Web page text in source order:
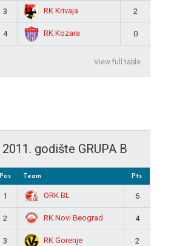
3 RK Krivaja 2
4 RK Kozara 0
View full table
2011. godište GRUPA B
Pos Team Pts
1 ORK BL 6
2 RK Novi Beograd 4
3 RK Gorenje 2